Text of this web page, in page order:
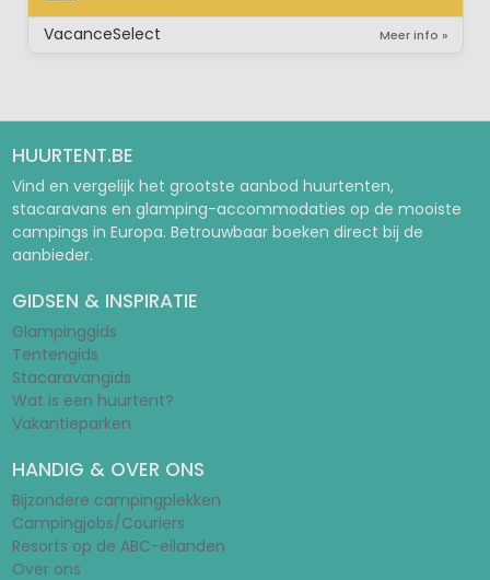
APPARTEMENT
VacanceSelect Meer info »
HUURTENT.BE
Vind en vergelijk het grootste aanbod huurtenten,
stacaravans en glamping-accommodaties op de mooiste
campings in Europa. Betrouwbaar boeken direct bij de
aanbieder.
GIDSEN & INSPIRATIE
Glampinggids
Tentengids
Stacaravangids
Wat is een huurtent?
Vakantieparken
HANDIG & OVER ONS
Bijzondere campingplekken
Campingjobs/Couriers
Resorts op de ABC-eilanden
Over ons